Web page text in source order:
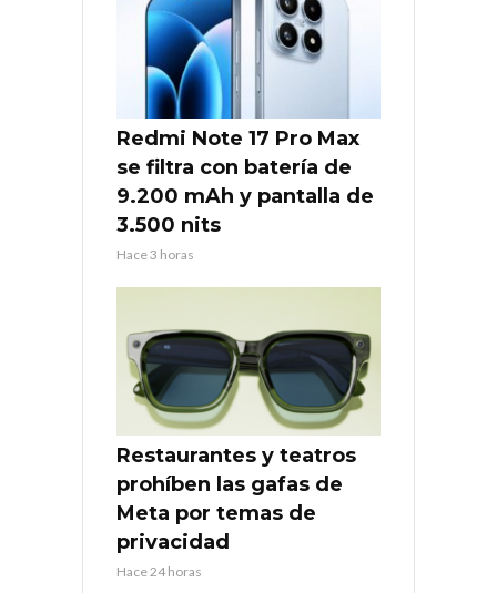
Redmi Note 17 Pro Max
se filtra con batería de
9.200 mAh y pantalla de
3.500 nits
Hace 3 horas
Restaurantes y teatros
prohíben las gafas de
Meta por temas de
privacidad
Hace 24 horas